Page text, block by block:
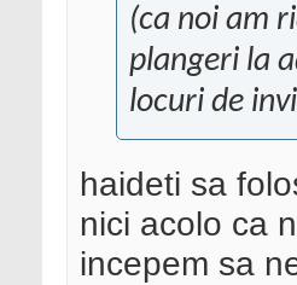
(ca noi am
plangeri la
locuri de
haideti sa
nici acolo ca
incepem sa